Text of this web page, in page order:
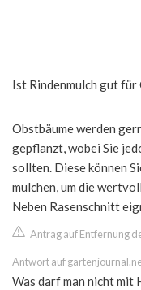
Ist Rindenmulch gut für
Obstbäume werden
gepflanzt, wobei Sie
sollten. Diese können
mulchen, um die
Neben Rasenschnitt
Antrag auf Entfernung
Antwort auf
Was darf man nicht mit